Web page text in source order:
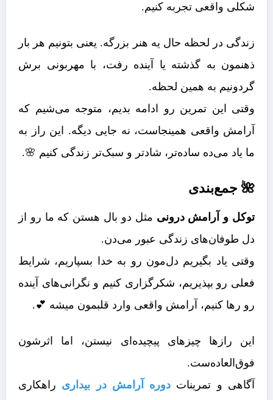
شکلی واقعی تجربه کنیم.
زندگی در لحظه حال یه هنر بزرگه. یعنی بتونیم هر بار
ذهنمون به گذشته یا آینده رفت، با مهربونی برش
گردونیم به همین لحظه.
وقتی این تمرین رو ادامه بدیم، متوجه می‌شیم که
آرامش واقعی همینجاست، نه جایی دیگه. این راز به
ما یاد می‌ده ساده‌تر، شادتر و سبک‌تر زندگی کنیم 🌸.
🌺 جمع‌بندی
توکل و آرامش درونی مثل دو بال هستن که ما رو از
دل طوفان‌های زندگی عبور می‌دن.
وقتی یاد بگیریم دل‌مون رو به خدا بسپاریم، شرایط
فعلی رو بپذیریم، شکرگزاری کنیم و نگرانی‌های آینده
رو رها کنیم، آرامش واقعی وارد قلبمون میشه 💕.
این رازها چیزهای پیچیده‌ای نیستن، اما اثرشون
فوق‌العاده‌ست.
آگاهی و تمرینات دوره آرامش در بیداری راهکاری